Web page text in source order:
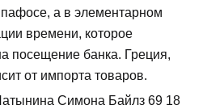
пафосе, а в элементарном
времени, которое
посещение банка. Греция,
от импорта товаров.
Симона Байлз 69 18